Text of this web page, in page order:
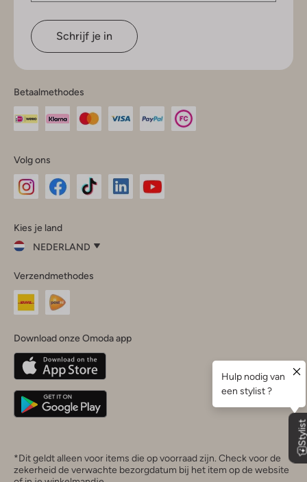
Schrijf je in
Betaalmethodes
Volg ons
InstagramFacebook
Kies je land
NEDERLAND
je
land
Nederland
Belgique(Français)
Deutschland
Verzendmethodes
Download onze Omoda app
*Dit geldt alleen voor items die op voorraad zijn. Check voor de
zekerheid de verwachte bezorgdatum bij het item op de website